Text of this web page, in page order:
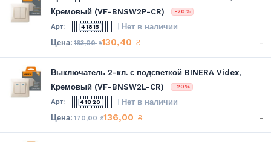
Кремовый (VF-BNSW2P-CR)
-20%
41815 Нет в наличии
163,00₴130,40 ₴ -
Выключатель 2-кл. с подсветкой BINERA Videx,
Кремовый (VF-BNSW2L-CR)
-20%
41820 Нет в наличии
170,00₴136,00 ₴ -